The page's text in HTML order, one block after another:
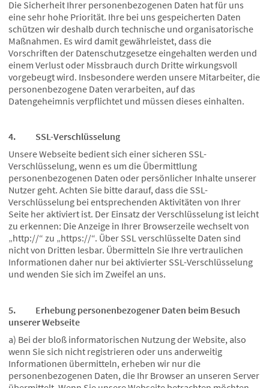
Die Sicherheit Ihrer personenbezogenen Daten hat für uns
eine sehr hohe Priorität. Ihre bei uns gespeicherten Daten
schützen wir deshalb durch technische und organisatorische
Maßnahmen. Es wird damit gewährleistet, dass die
Vorschriften der Datenschutzgesetze eingehalten werden und
einem Verlust oder Missbrauch durch Dritte wirkungsvoll
vorgebeugt wird. Insbesondere werden unsere Mitarbeiter, die
personenbezogene Daten verarbeiten, auf das
Datengeheimnis verpflichtet und müssen dieses einhalten.
4. SSL-Verschlüsselung
Unsere Webseite bedient sich einer sicheren SSL-
Verschlüsselung, wenn es um die Übermittlung
personenbezogenen Daten oder persönlicher Inhalte unserer
Nutzer geht. Achten Sie bitte darauf, dass die SSL-
Verschlüsselung bei entsprechenden Aktivitäten von Ihrer
Seite her aktiviert ist. Der Einsatz der Verschlüsselung ist leicht
zu erkennen: Die Anzeige in Ihrer Browserzeile wechselt von
„http://“ zu „https://“. Über SSL verschlüsselte Daten sind
nicht von Dritten lesbar. Übermitteln Sie Ihre vertraulichen
Informationen daher nur bei aktivierter SSL-Verschlüsselung
und wenden Sie sich im Zweifel an uns.
5. Erhebung personenbezogener Daten beim Besuch
unserer Webseite
a) Bei der bloß informatorischen Nutzung der Website, also
wenn Sie sich nicht registrieren oder uns anderweitig
Informationen übermitteln, erheben wir nur die
personenbezogenen Daten, die Ihr Browser an unseren Server